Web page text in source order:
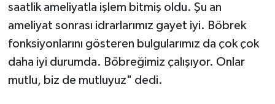
saatlik ameliyatla işlem bitmiş oldu. Şu an
ameliyat sonrası idrarlarımız gayet iyi. Böbrek
fonksiyonlarını gösteren bulgularımız da çok çok
daha iyi durumda. Böbreğimiz çalışıyor. Onlar
mutlu, biz de mutluyuz" dedi.